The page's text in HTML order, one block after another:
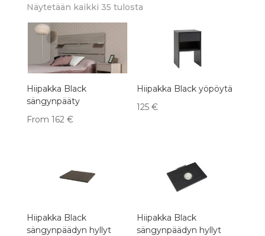
Näytetään kaikki 35 tulostaSorted
Hiipakka Black
sängynpääty
From 162 €
Hiipakka Black yöpöytä
125€
Hiipakka Black
sängynpäädyn hyllyt
Hiipakka Black
sängynpäädyn hyllyt